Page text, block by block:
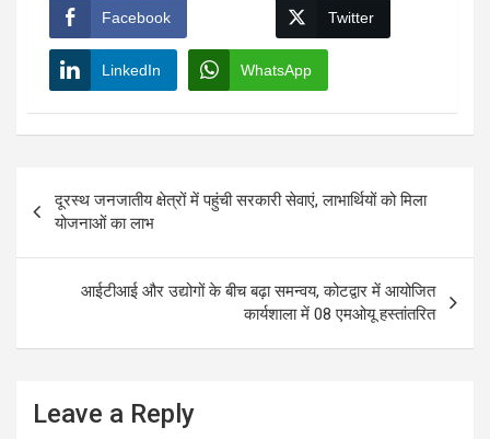
Facebook Twitter
LinkedIn WhatsApp
navigation
दूरस्थ जनजातीय क्षेत्रों में पहुंची सरकारी सेवाएं, लाभार्थियों को मिला
योजनाओं का लाभ
आईटीआई और उद्योगों के बीच बढ़ा समन्वय, कोटद्वार में आयोजित
कार्यशाला में 08 एमओयू हस्तांतरित
Leave a Reply